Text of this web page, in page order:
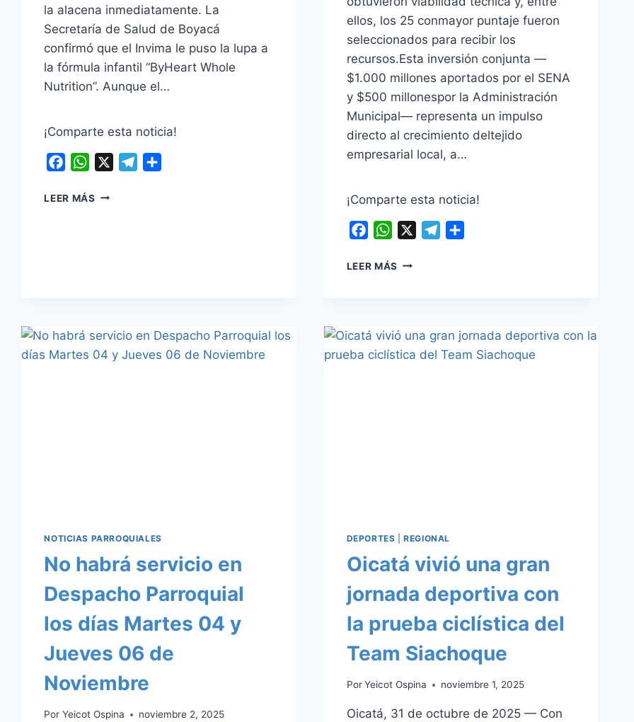
la alacena inmediatamente. La
Secretaría de Salud de Boyacá
confirmó que el Invima le puso la lupa a
la fórmula infantil “ByHeart Whole
Nutrition”. Aunque el…
¡Comparte esta noticia!
FacebookWhatsApp Telegram
LEER MÁS INVIMA
WHOLE
NUTRITION
ellos, los 25 conmayor puntaje fueron
seleccionados para recibir los
recursos.Esta inversión conjunta —
$1.000 millones aportados por el SENA
y $500 millonespor la Administración
Municipal— representa un impulso
directo al crecimiento deltejido
empresarial local, a…
¡Comparte esta noticia!
FacebookWhatsApp Telegram
LEER MÁS ¡60
ALCALDÍA
Y
NOTICIAS PARROQUIALES
No habrá servicio en
Despacho Parroquial
los días Martes 04 y
Jueves 06 de
Noviembre
Por Yeicot Ospina noviembre 2, 2025
DEPORTES |REGIONAL
Oicatá vivió una gran
jornada deportiva con
la prueba ciclística del
Team Siachoque
Por Yeicot Ospina noviembre 1, 2025
Oicatá, 31 de octubre de 2025 — Con